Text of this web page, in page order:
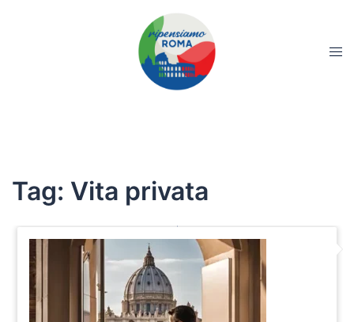
Tag: Vita privata